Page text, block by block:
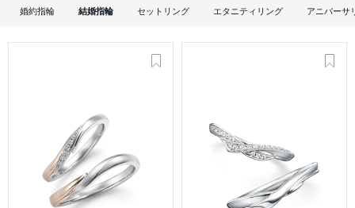
婚約指輪 結婚指輪 セットリング エタニティリング アニバーサ